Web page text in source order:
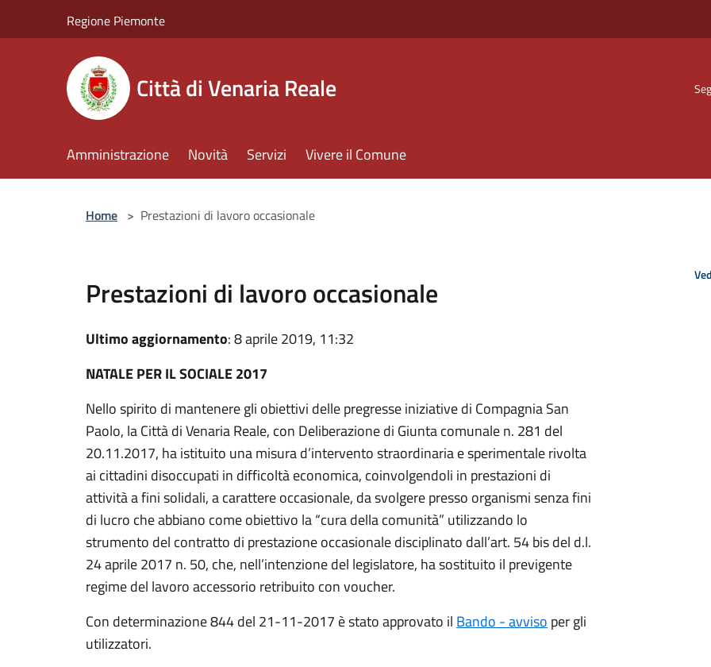
Regione Piemonte
Città di Venaria Reale
Amministrazione Novità Servizi Vivere il Comune
Home > Prestazioni di lavoro occasionale
Prestazioni di lavoro occasionale
Ultimo aggiornamento: 8 aprile 2019, 11:32
NATALE PER IL SOCIALE 2017
Nello spirito di mantenere gli obiettivi delle pregresse iniziative di Compagnia San
Paolo, la Città di Venaria Reale, con Deliberazione di Giunta comunale n. 281 del
20.11.2017, ha istituito una misura d’intervento straordinaria e sperimentale rivolta
ai cittadini disoccupati in difficoltà economica, coinvolgendoli in prestazioni di
attività a fini solidali, a carattere occasionale, da svolgere presso organismi senza fini
di lucro che abbiano come obiettivo la “cura della comunità” utilizzando lo
strumento del contratto di prestazione occasionale disciplinato dall’art. 54 bis del d.l.
24 aprile 2017 n. 50, che, nell’intenzione del legislatore, ha sostituito il previgente
regime del lavoro accessorio retribuito con voucher.
Con determinazione 844 del 21-11-2017 è stato approvato il Bando - avviso per gli
utilizzatori.